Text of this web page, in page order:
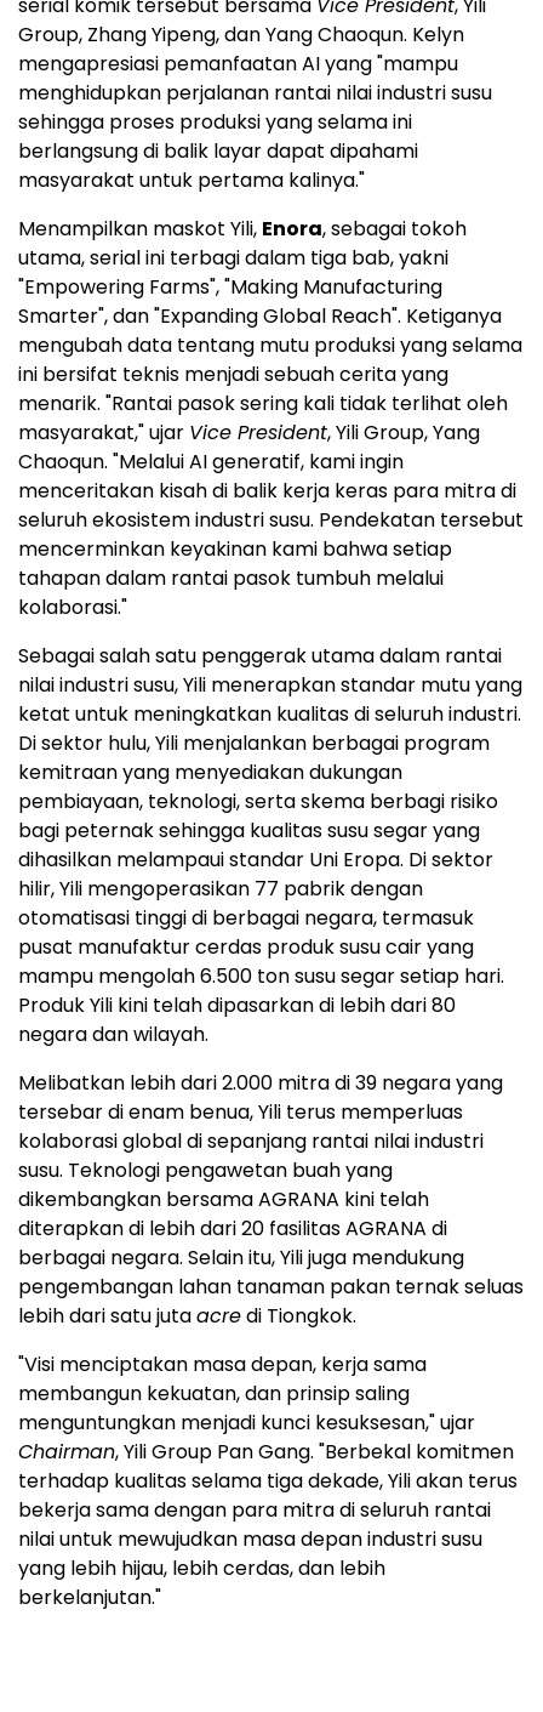
serial komik tersebut bersama Vice President, Yili
Group, Zhang Yipeng, dan Yang Chaoqun. Kelyn
mengapresiasi pemanfaatan AI yang "mampu
menghidupkan perjalanan rantai nilai industri susu
sehingga proses produksi yang selama ini
berlangsung di balik layar dapat dipahami
masyarakat untuk pertama kalinya."
Menampilkan maskot Yili, Enora, sebagai tokoh
utama, serial ini terbagi dalam tiga bab, yakni
"Empowering Farms", "Making Manufacturing
Smarter", dan "Expanding Global Reach". Ketiganya
mengubah data tentang mutu produksi yang selama
ini bersifat teknis menjadi sebuah cerita yang
menarik. "Rantai pasok sering kali tidak terlihat oleh
masyarakat," ujar Vice President, Yili Group, Yang
Chaoqun. "Melalui AI generatif, kami ingin
menceritakan kisah di balik kerja keras para mitra di
seluruh ekosistem industri susu. Pendekatan tersebut
mencerminkan keyakinan kami bahwa setiap
tahapan dalam rantai pasok tumbuh melalui
kolaborasi."
Sebagai salah satu penggerak utama dalam rantai
nilai industri susu, Yili menerapkan standar mutu yang
ketat untuk meningkatkan kualitas di seluruh industri.
Di sektor hulu, Yili menjalankan berbagai program
kemitraan yang menyediakan dukungan
pembiayaan, teknologi, serta skema berbagi risiko
bagi peternak sehingga kualitas susu segar yang
dihasilkan melampaui standar Uni Eropa. Di sektor
hilir, Yili mengoperasikan 77 pabrik dengan
otomatisasi tinggi di berbagai negara, termasuk
pusat manufaktur cerdas produk susu cair yang
mampu mengolah 6.500 ton susu segar setiap hari.
Produk Yili kini telah dipasarkan di lebih dari 80
negara dan wilayah.
Melibatkan lebih dari 2.000 mitra di 39 negara yang
tersebar di enam benua, Yili terus memperluas
kolaborasi global di sepanjang rantai nilai industri
susu. Teknologi pengawetan buah yang
dikembangkan bersama AGRANA kini telah
diterapkan di lebih dari 20 fasilitas AGRANA di
berbagai negara. Selain itu, Yili juga mendukung
pengembangan lahan tanaman pakan ternak seluas
lebih dari satu jutaacredi Tiongkok.
"Visi menciptakan masa depan, kerja sama
membangun kekuatan, dan prinsip saling
menguntungkan menjadi kunci kesuksesan," ujar
Chairman, Yili Group Pan Gang. "Berbekal komitmen
terhadap kualitas selama tiga dekade, Yili akan terus
bekerja sama dengan para mitra di seluruh rantai
nilai untuk mewujudkan masa depan industri susu
yang lebih hijau, lebih cerdas, dan lebih
berkelanjutan."